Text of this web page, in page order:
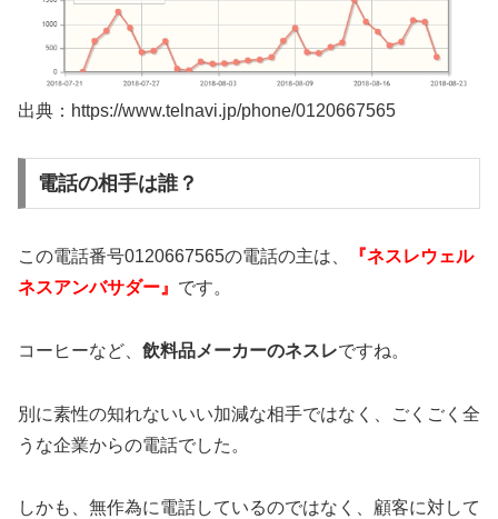
出典：https://www.telnavi.jp/phone/0120667565
電話の相手は誰？
この電話番号0120667565の電話の主は、
『ネスレウェル
ネスアンバサダー』 です。
コーヒーなど、 飲料品メーカーのネスレですね。
別に素性の知れないいい加減な相手ではなく、ごくごく全
うな企業からの電話でした。
しかも、無作為に電話しているのではなく、顧客に対して